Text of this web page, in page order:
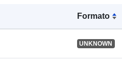
Formato
UNKNOWN